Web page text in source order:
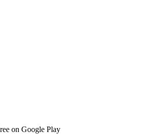
on Google Play